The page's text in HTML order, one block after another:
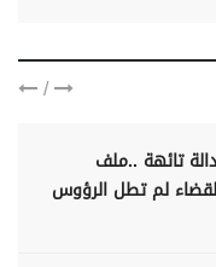
/
تائهة ..ملف
لم تطل الرؤوس